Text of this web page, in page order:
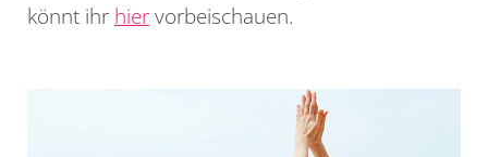
könnt ihr hiervorbeischauen.